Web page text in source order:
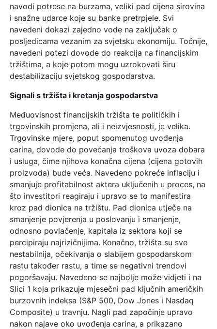
navodi potrese na burzama, veliki pad cijena sirovina
i snažne udarce koje su banke pretrpjele. Svi
navedeni dokazi zajedno vode na zaključak o
posljedicama vezanim za svjetsku ekonomiju. Točnije,
navedeni potezi dovode do reakcija na financijskim
tržištima, a koje potom mogu uzrokovati širu
destabilizaciju svjetskog gospodarstva.
Signali s tržišta i kretanja gospodarstva
Međuovisnost financijskih tržišta te političkih i
trgovinskih promjena, ali i neizvjesnosti, je velika.
Trgovinske mjere, poput spomenutog uvođenja
carina, dovode do povećanja troškova uvoza dobara
i usluga, čime njihova konačna cijena (cijena gotovih
proizvoda) bude veća. Navedeno pokreće inflaciju i
smanjuje profitabilnost aktera uključenih u proces, na
što investitori reagiraju i upravo se to manifestira
kroz pad dionica na tržištu. Pad dionica utječe na
smanjenje povjerenja u poslovanju i smanjenje,
odnosno povlačenje, kapitala iz sektora koji se
percipiraju najrizičnijima. Konačno, tržišta su sve
nestabilnija, očekivanja o slabijem gospodarskom
rastu također rastu, a time se negativni trendovi
pogoršavaju. Navedeno se najbolje može vidjeti i na
Slici 1 koja prikazuje mjesečni pad ključnih američkih
burzovnih indeksa (S&P 500, Dow Jones i Nasdaq
Composite) u travnju. Nagli pad započinje upravo
nakon najave oko uvođenja carina, a prikazano